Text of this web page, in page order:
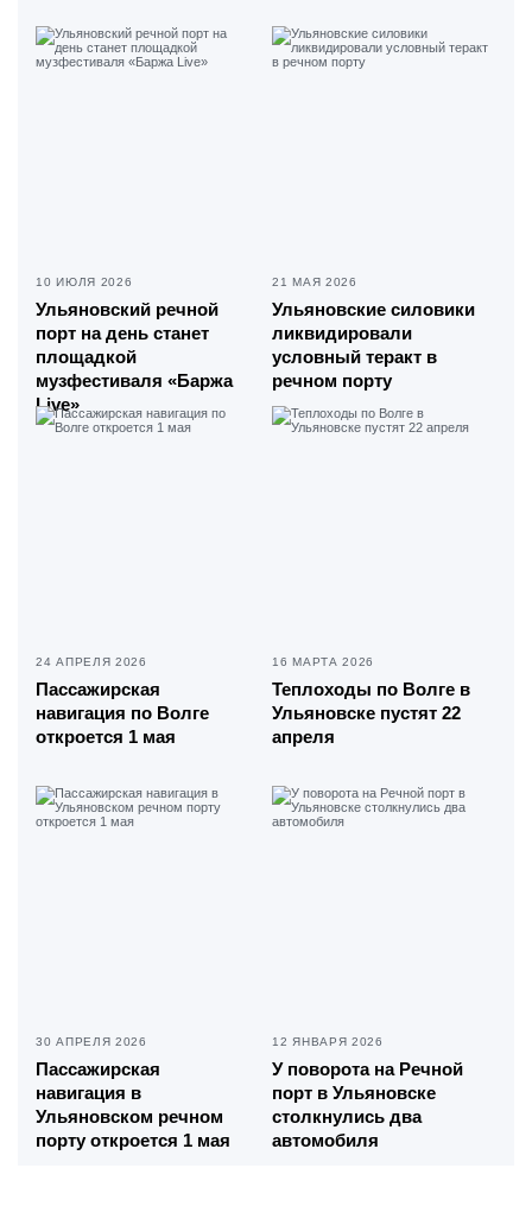
10 ИЮЛЯ 2026
Ульяновский речной
порт на день станет
площадкой
музфестиваля «Баржа
Live»
21 МАЯ 2026
Ульяновские силовики
ликвидировали
условный теракт в
речном порту
24 АПРЕЛЯ 2026
Пассажирская
навигация по Волге
откроется 1 мая
16 МАРТА 2026
Теплоходы по Волге в
Ульяновске пустят 22
апреля
30 АПРЕЛЯ 2026
Пассажирская
навигация в
Ульяновском речном
порту откроется 1 мая
12 ЯНВАРЯ 2026
У поворота на Речной
порт в Ульяновске
столкнулись два
автомобиля